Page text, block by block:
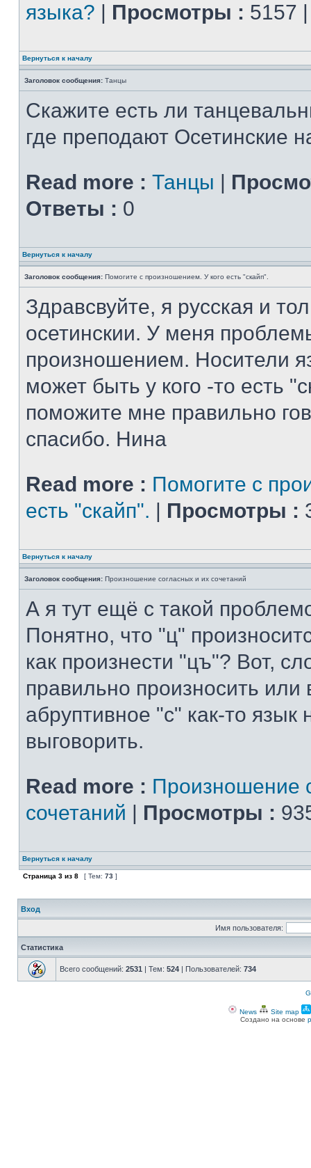
языка? | Просмотры : 5157
Вернуться к началу
Заголовок сообщения: Танцы
Скажите есть ли
где преподают Осетинские
Read more : Танцы |
Ответы : 0
Вернуться к началу
Заголовок сообщения: Помогите с произношением. У кого есть "скайп".
Здравсвуйте, я русская и
осетинскии. У меня
произношением. Носители
может быть у кого -то есть
поможите мне правильно
спасибо. Нина
Read more : Помогите с
есть "скайп". | Просмотры :
Вернуться к началу
Заголовок сообщения: Произношение согласных и их сочетаний
А я тут ещё с такой
Понятно, что "ц"
как произнести "цъ"? Вот,
правильно произносить или
абруптивное "с" как-то язык
выговорить.
Read more : Произношение
сочетаний | Просмотры :
Вернуться к началу
Страница 3 из 8 [ Тем: 73 ]
Вход
Имя пользователя:
Статистика
Всего сообщений: 2531 | Тем: 524 | Пользователей: 734
News Site map
Создано на основе